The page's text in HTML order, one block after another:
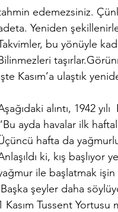
Yazıları Harf Devrimi
Hastaneleri Fotoğraf Proje
Tarihi Fotoğraflar
edemezsiniz.
Yeniden
bu yönüyle
Kasım’a ulaştık
alıntı, 1942
ayda havalar ilk
hafta da
ki, kış
ile başlatmak işin
Başka şeyler daha
Kasım Tussent Yortusu